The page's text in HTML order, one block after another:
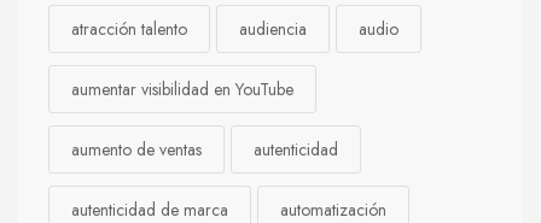
atracción talento audiencia audio
aumentar visibilidad en YouTube
aumento de ventas autenticidad
autenticidad de marca automatización